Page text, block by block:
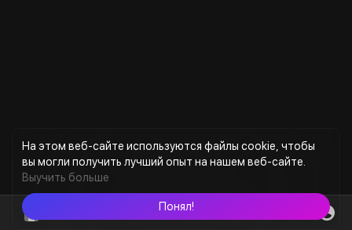
На этом веб-сайте используются файлы cookie, чтобы
вы могли получить лучший опыт на нашем веб-сайте.
Выучить больше
Понял!